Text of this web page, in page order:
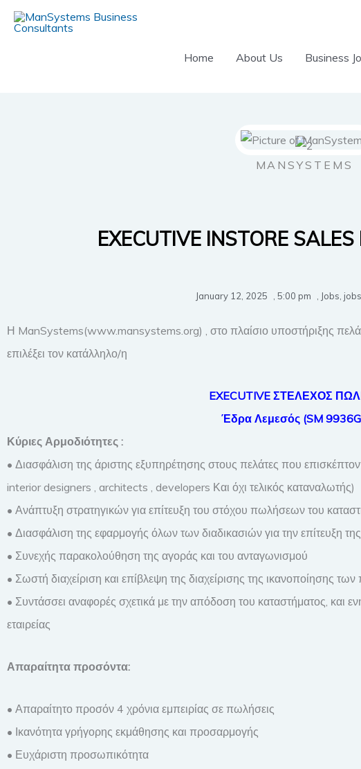
Skip
Home About Us Business
MANSYSTEMS
EXECUTIVE INSTORE
January 12, 2025 5:00 pm Jobs jobs
Η ManSystems(www.mansystems.org) , στο πλαίσιο υποστήριξης
επιλέξει τον κατάλληλο/η
EXECUTIVE ΣΤΕΛΕΧΟΣ
Έδρα Λεμεσός (SM
Κύριες Αρμοδιότητες :
• Διασφάλιση της άριστης εξυπηρέτησης στους πελάτες που
interior designers , architects , developers Και όχι τελικός καταναλωτής)
• Ανάπτυξη στρατηγικών για επίτευξη του στόχου πωλήσεων του
• Διασφάλιση της εφαρμογής όλων των διαδικασιών για την επίτευξη
• Συνεχής παρακολούθηση της αγοράς και του ανταγωνισμού
• Σωστή διαχείριση και επίβλεψη της διαχείρισης της ικανοποίησης των
• Συντάσσει αναφορές σχετικά με την απόδοση του καταστήματος, και
εταιρείας
Απαραίτητα προσόντα:
• Απαραίτητο προσόν 4 χρόνια εμπειρίας σε πωλήσεις
• Ικανότητα γρήγορης εκμάθησης και προσαρμογής
• Ευχάριστη προσωπικότητα